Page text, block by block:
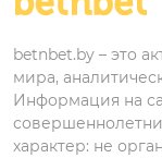
Бонусы Бетера
Бонусы Винлайн
Марафонбет
betnbet.by – это
мира,
Информация на
характер: не